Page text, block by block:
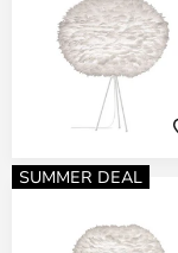
SUMMER DEAL